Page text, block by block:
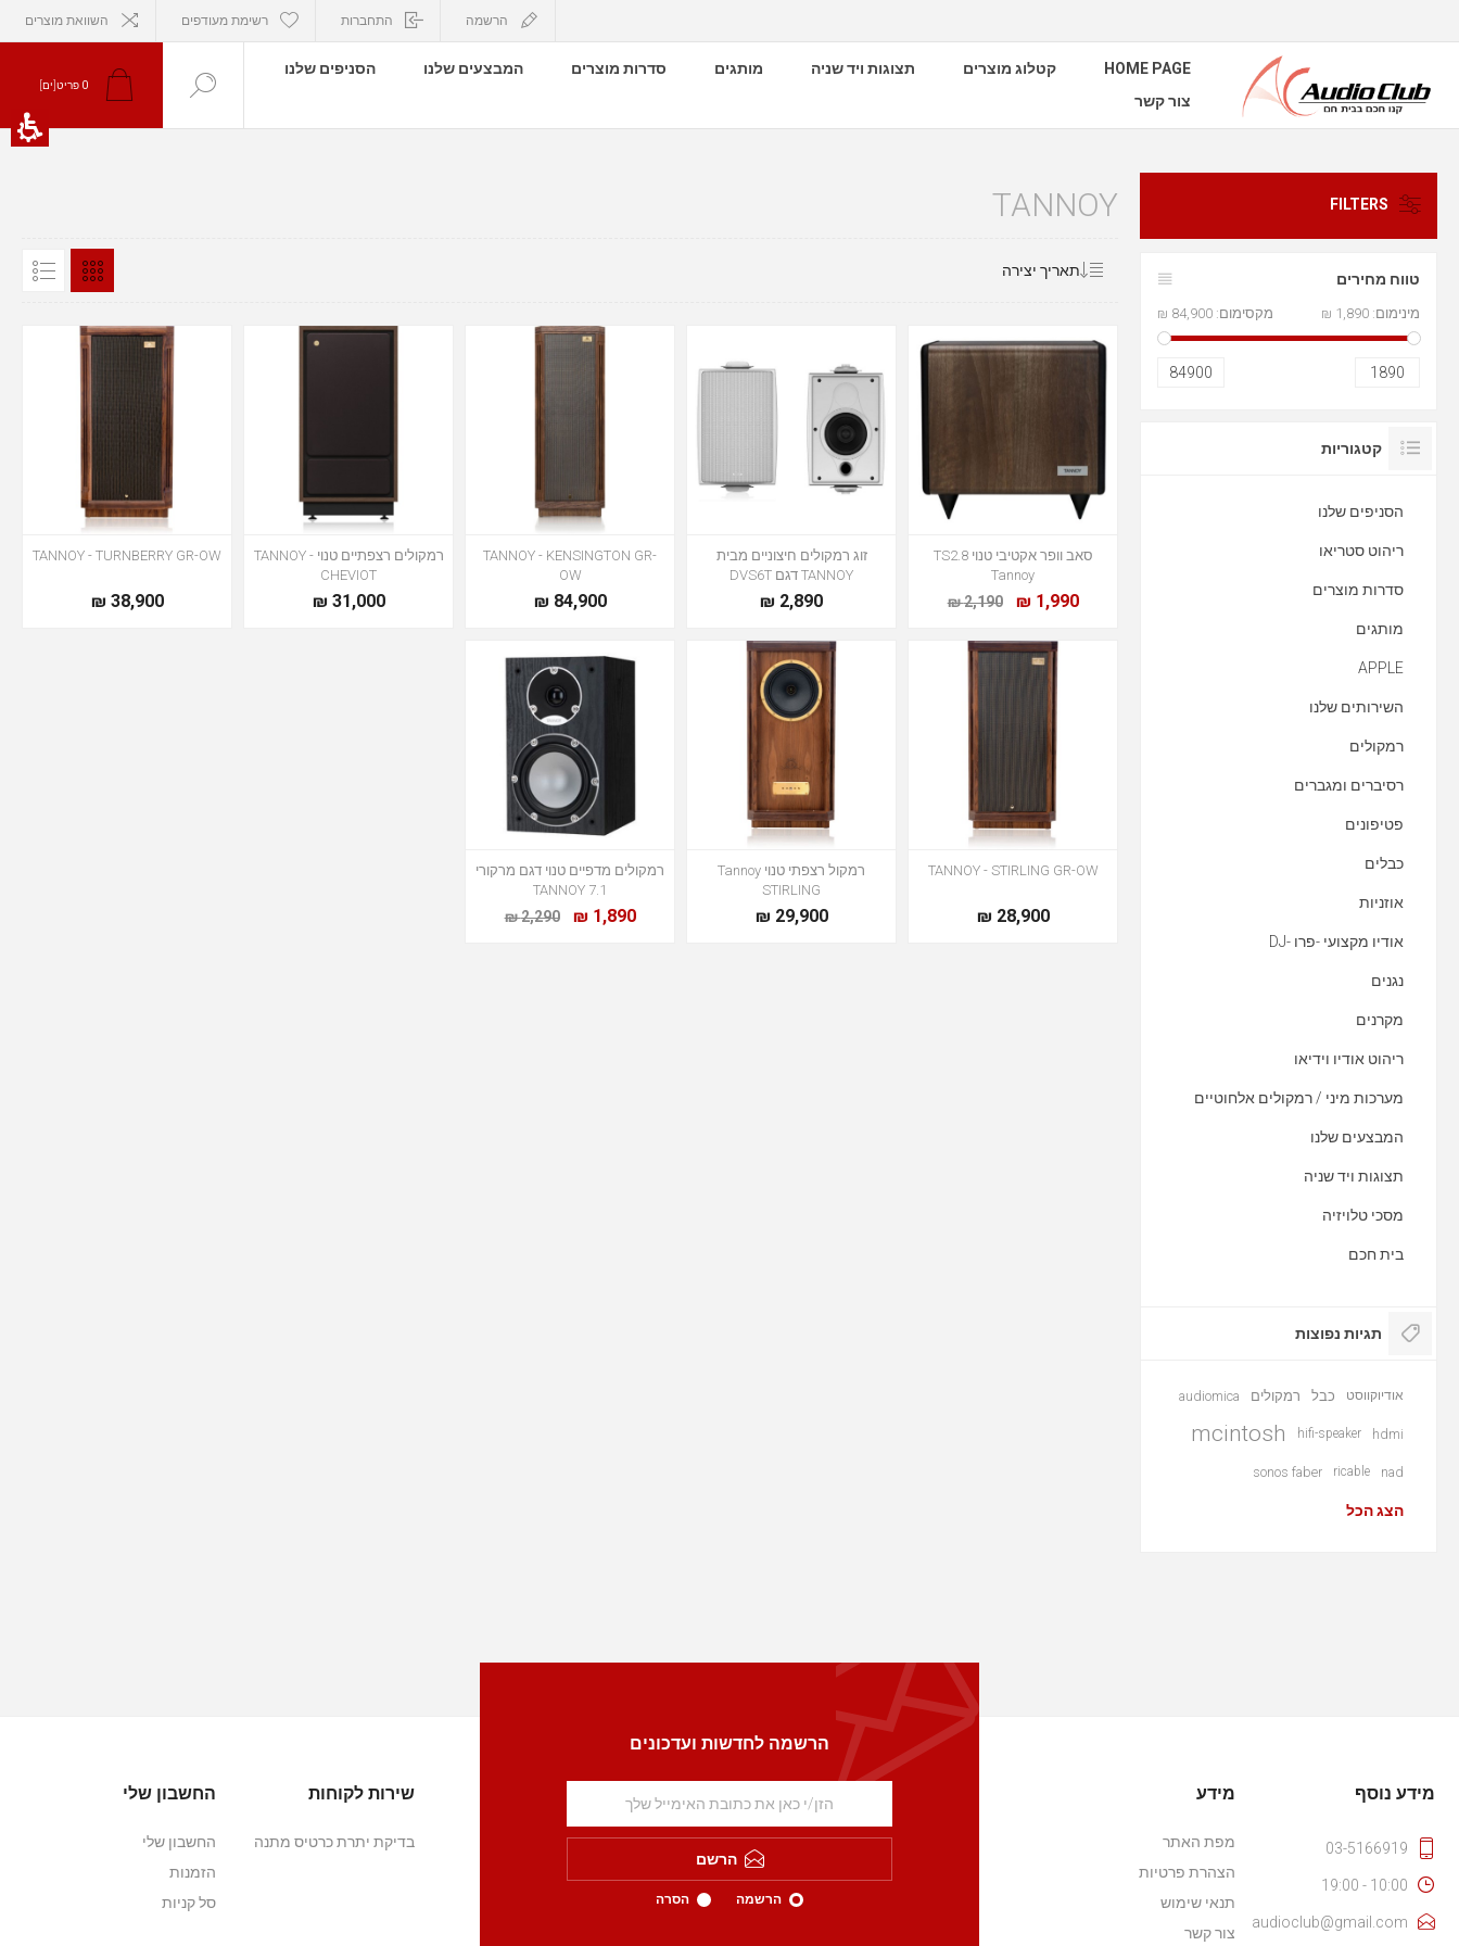
הרשמה התחברות רשימת מעודפים השוואת מוצרים
HOME PAGE קטלוג מוצרים תצוגות ויד שניה מותגים סדרות מוצרים המבצעים שלנו
הסניפים שלנו
צור קשר
0 פריט[ים]
TANNOY
סאב וופר אקטיבי טנוי TS2.8
Tannoy
1,990 ₪
2,190 ₪
זוג רמקולים חיצוניים מבית
TANNOY דגם DVS6T
2,890 ₪
TANNOY - KENSINGTON GR-
OW
84,900 ₪
רמקולים רצפתיים טנוי TANNOY -
CHEVIOT
31,000 ₪
TANNOY - TURNBERRY GR-OW
38,900 ₪
TANNOY - STIRLING GR-OW
28,900 ₪
רמקול רצפתי טנוי Tannoy
STIRLING
29,900 ₪
רמקולים מדפיים טנוי דגם מרקורי
TANNOY 7.1
1,890 ₪
2,290 ₪
FILTERS
טווח מחירים
מינימום: 1,890 ₪ מקסימום: 84,900 ₪
1890
84900
קטגוריות
הסניפים שלנו
ריהוט סטריאו
סדרות מוצרים
מותגים
APPLE
השירותים שלנו
רמקולים
רסיברים ומגברים
פטיפונים
כבלים
אוזניות
אודיו מקצועי -פרו -DJ
נגנים
מקרנים
ריהוט אודיו וידיאו
מערכות מיני / רמקולים אלחוטיים
המבצעים שלנו
תצוגות ויד שניה
מסכי טלויזיה
בית חכם
תגיות נפוצות
אודיוקווסט כבל רמקולים audiomica
hdmi
hifi-speaker
mcintosh
nad
ricable
sonos faber
הצג הכל
הרשמה לחדשות ועדכונים
הרשם
הרשמה הסרה
מידע נוסף
03-5166919
10:00 - 19:00
audioclub@gmail.com
מידע
מפת האתר
הצהרת פרטיות
תנאי שימוש
צור קשר
שירות לקוחות
בדיקת יתרת כרטיס מתנה
החשבון שלי
החשבון שלי
הזמנות
סל קניות